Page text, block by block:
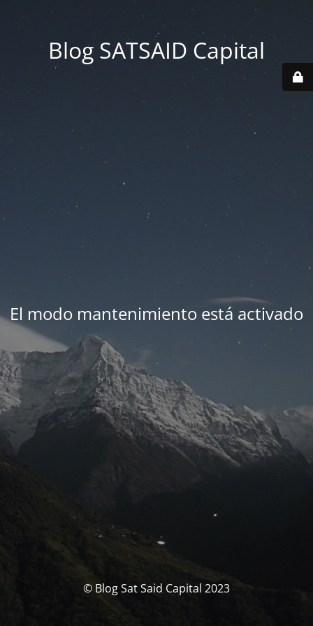
Blog SATSAID Capital
El modo mantenimiento está activado
© Blog Sat Said Capital 2023